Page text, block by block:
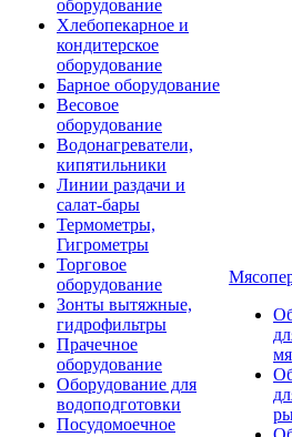
оборудование
Хлебопекарное и
кондитерское
оборудование
Барное оборудование
Весовое
оборудование
Водонагреватели,
кипятильники
Линии раздачи и
салат-бары
Термометры,
Гигрометры
Торговое
оборудование
Зонты вытяжные,
гидрофильтры
Прачечное
оборудование
Оборудование для
водоподготовки
Посудомоечное